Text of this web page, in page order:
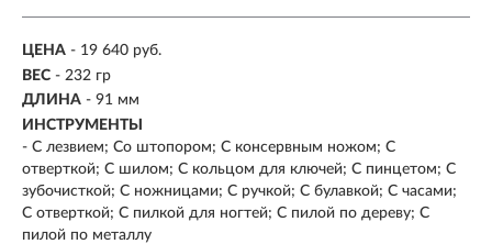
ЦЕНА - 19 640 руб.
ВЕС - 232 гр
ДЛИНА - 91 мм
ИНСТРУМЕНТЫ
- С лезвием; Со штопором; С консервным ножом; С
отверткой; С шилом; С кольцом для ключей; С пинцетом; С
зубочисткой; С ножницами; С ручкой; С булавкой; С часами;
С отверткой; С пилкой для ногтей; С пилой по дереву; С
пилой по металлу